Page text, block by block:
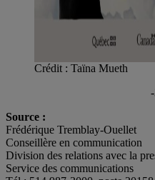
Crédit : Taïna Mueth
Source :
Frédérique Tremblay-Ouellet
Conseillère en communication
Division des relations avec la
Service des communications